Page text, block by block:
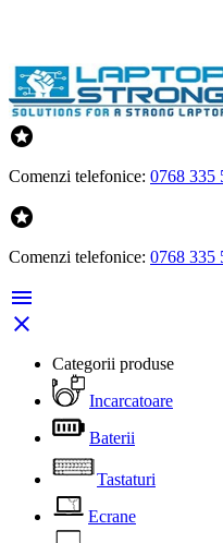

Comenzi telefonice: 0768 335

Comenzi telefonice: 0768 335


Categorii produse
Incarcatoare
Baterii
Tastaturi
Ecrane